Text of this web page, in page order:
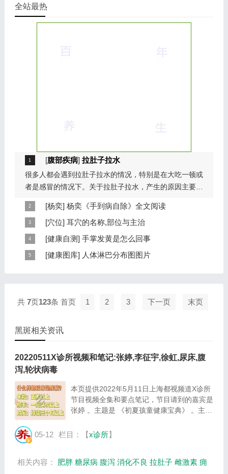
全站最热
[腹部疾病] 拉肚子拉水
很多人都会遇到拉肚子拉水的情况，特别是在大吃一顿或
者是感冒的情况下。关于拉肚子拉水，产生的原因主要是
[杨奕] 杨奕《手到病自除》全文阅读
本页提供杨奕手到病自除全文阅读。包括完整目录、共计
6大章，66个小节的详细内容。涉及到全身的各个反射
区，以及自然疗法、反射区疗法、食疗等。另外...
[穴位] 耳穴的名称,部位与主治
耳穴在耳郭的分布有一定规律，耳穴在耳郭的分布犹如一
个倒置在子宫内的胎儿，头部朝下，臀部朝上。其分布的
规律是，与面颊相应的穴位在耳垂；与上肢相...
[健康自测] 手掌发黄是怎么回事
手掌发黄，一般是血管内血液不充盈或是皮肤营养不良的
[健康图库] 人体淋巴分布图图片
共 7页123条 首页 1 2 3 下一页 末页
黑斑相关资讯
20220511X诊所视频和笔记:张婷,李征宇,徐虹,尿床,腹
泻,轮状病毒
本页提供2022年5月11日上海都视频道X诊所
节目视频全集和要点笔记，节目请到的嘉宾是
张婷 。主题是 《初夏孩童健康宝典》 。主要
孩子尿床等相关内容，百年养生网提供视频全
05-12 栏目：【x诊所】
相关内容： 肥胖 糖尿病 腹泻 消化不良 拉肚子 雌激素 痈